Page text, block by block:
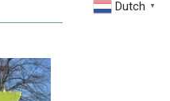
Dutch ▼